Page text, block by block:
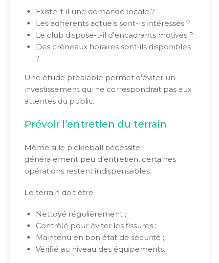
Existe-t-il une demande locale ?
Les adhérents actuels sont-ils intéressés ?
Le club dispose-t-il d’encadrants motivés ?
Des créneaux horaires sont-ils disponibles
?
Une étude préalable permet d’éviter un
investissement qui ne correspondrait pas aux
attentes du public.
Prévoir l’entretien du terrain
Même si le pickleball nécessite
généralement peu d’entretien, certaines
opérations restent indispensables.
Le terrain doit être :
Nettoyé régulièrement ;
Contrôlé pour éviter les fissures ;
Maintenu en bon état de sécurité ;
Vérifié au niveau des équipements.